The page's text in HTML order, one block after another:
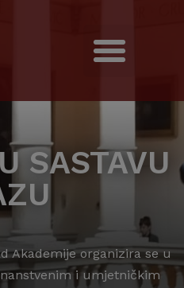
SASTAVU
Akademije organizira se u
i umjetničkim